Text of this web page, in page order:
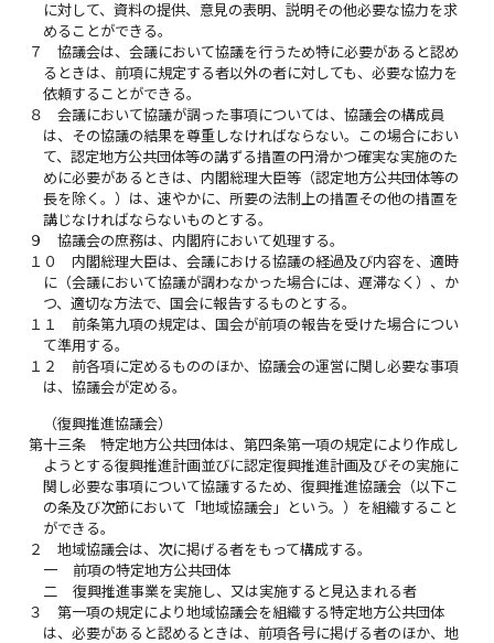
に対して、資料の提供、意見の表明、説明その他必要な協力を求
めることができる。
７
協議会は、会議において協議を行うため特に必要があると認め
るときは、前項に規定する者以外の者に対しても、必要な協力を
依頼することができる。
８
会議において協議が調った事項については、協議会の構成員
は、その協議の結果を尊重しなければならない。この場合におい
て、認定地方公共団体等の講ずる措置の円滑かつ確実な実施のた
めに必要があるときは、内閣総理大臣等（認定地方公共団体等の
長を除く。）は、速やかに、所要の法制上の措置その他の措置を
講じなければならないものとする。
９
協議会の庶務は、内閣府において処理する。
１０
内閣総理大臣は、会議における協議の経過及び内容を、適時
に（会議において協議が調わなかった場合には、遅滞なく）、か
つ、適切な方法で、国会に報告するものとする。
１１
前条第九項の規定は、国会が前項の報告を受けた場合につい
て準用する。
１２
前各項に定めるもののほか、協議会の運営に関し必要な事項
は、協議会が定める。
（復興推進協議会）
第十三条
特定地方公共団体は、第四条第一項の規定により作成し
ようとする復興推進計画並びに認定復興推進計画及びその実施に
関し必要な事項について協議するため、復興推進協議会（以下こ
の条及び次節において「地域協議会」という。）を組織すること
ができる。
２
地域協議会は、次に掲げる者をもって構成する。
一
前項の特定地方公共団体
二
復興推進事業を実施し、又は実施すると見込まれる者
３
第一項の規定により地域協議会を組織する特定地方公共団体
は、必要があると認めるときは、前項各号に掲げる者のほか、地